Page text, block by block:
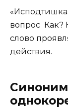
вопрос Как?
слово
действия.